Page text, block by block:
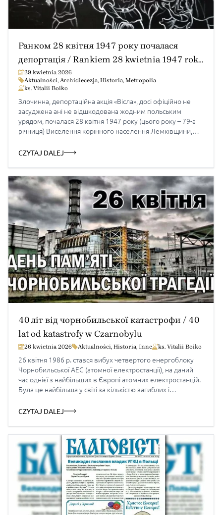
Ранком 28 квітня 1947 року почалася
депортація / Rankiem 28 kwietnia 1947 roku
rozpoczęła się deportacja
29 kwietnia 2026
Aktualności, Archidiecezja, Historia, Metropolia
ks. Vitalii Boiko
Злочинна, депортаційна акція «Вісла», досі офіційно не
засуджена ані не відшкодована жодним польським
урядом, почалася 28 квітня 1947 року (цього року – 79-а
річниця) Виселення корінного населення Лемківщини,
«повернутих територій» післявоєнної Польщі, тобто
населення, було нічим іншим, як етнічною чисткою. Був це
[…]
CZYTAJ DALEJ
40 літ від чорнобильської катастрофи / 40
lat od katastrofy w Czarnobylu
26 kwietnia 2026 Aktualności, Historia, Inne ks. Vitalii Boiko
26 квітня 1986 р. стався вибух четвертого енергоблоку
Чорнобильської АЕС (атомної електростанції), на даний
час однієї з найбільших в Європі атомних електростанцій.
Була це найбільша у світі за кількістю загиблих і
збитками техногенна, екологічна і гуманітарна
суттєвих причин розпаду радянського союзу. Навколо
CZYTAJ DALEJ